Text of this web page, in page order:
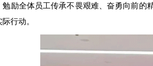
勉励全体员工传承不畏艰难、奋勇向前的
行动。